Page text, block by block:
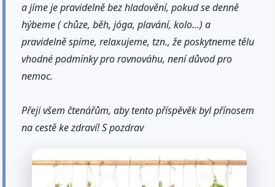
a jíme je pravidelně bez hladovění, pokud se denně
hýbeme ( chůze, běh, jóga, plavání, kolo...) a
pravidelně spíme, relaxujeme, tzn., že poskytneme tělu
vhodné podmínky pro rovnováhu, není důvod pro
nemoc.
Přeji všem čtenářům, aby tento příspěvěk byl přínosem
na cestě ke zdraví! S pozdrav